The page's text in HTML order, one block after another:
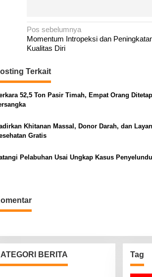
N
a
i
g
a
i
p
s
Pos sebelumnya
Momentum Intropeksi dan
Kualitas Diri
Terkait
52,5 Ton Pasir Timah, Empat Orang
Khitanan Massal, Donor Darah, dan
Gratis
Pelabuhan Usai Ungkap Kasus
BERITA Tag